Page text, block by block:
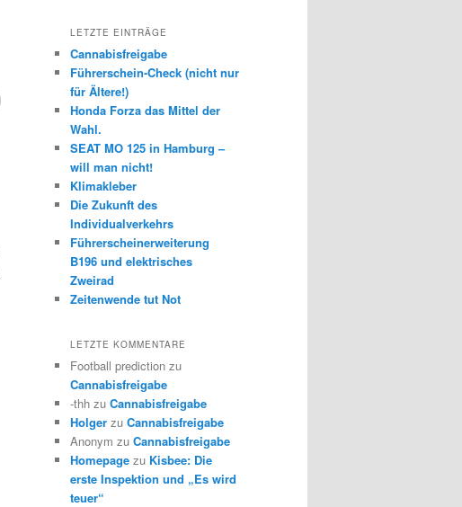
LETZTE EINTRÄGE
Cannabisfreigabe
Führerschein-Check (nicht nur
für Ältere!)
Honda Forza das Mittel der
Wahl.
SEAT MO 125 in Hamburg –
will man nicht!
Klimakleber
Die Zukunft des
Individualverkehrs
Führerscheinerweiterung
B196 und elektrisches
Zweirad
Zeitenwende tut Not
LETZTE KOMMENTARE
Football prediction zu
Cannabisfreigabe
-thh zu Cannabisfreigabe
Holger zu Cannabisfreigabe
Anonym zu Cannabisfreigabe
Homepage zu Kisbee: Die
erste Inspektion und „Es wird
teuer“